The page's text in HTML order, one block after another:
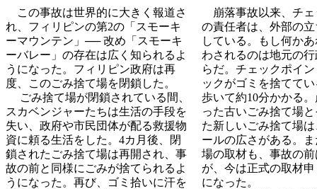
この事故は世界的に大きく報道さ
れ、フィリピンの第2の「スモーキ
ーマウンテン」── 改め「スモーキ
ーバレー」の存在は広く知られるよ
うになった。フィリピン政府は再
度、このごみ捨て場を閉鎖した。
ごみ捨て場が閉鎖されている間、
スカベンジャーたちは生活の手段を
失い、政府や市民団体が配る救援物
資に頼る生活をした。4カ月後、閉
鎖されたごみ捨て場は再開され、事
故の前と同様にごみが捨てられるよ
うになった。再び、ゴミ拾いに汗を
崩落事故以来、チ
の責任者は、外部の
している。
もし何か
わされるのは地元の
らだ。チェックポイ
ックがゴミを捨てて
歩いて約10分かかる
った古いごみ捨て場
た新しいごみ捨て場
ールの広さがある。
場の取材も、事故の
が、今は正式の取材
になった。